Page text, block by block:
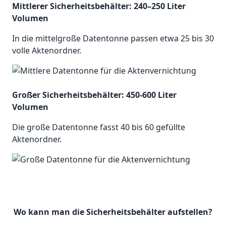
Mittlerer Sicherheitsbehälter: 240–250 Liter
Volumen
In die mittelgroße Datentonne passen etwa 25 bis 30
volle Aktenordner.
Großer Sicherheitsbehälter: 450-600 Liter
Volumen
Die große Datentonne fasst 40 bis 60 gefüllte
Aktenordner.
Wo kann man die Sicherheitsbehälter aufstellen?